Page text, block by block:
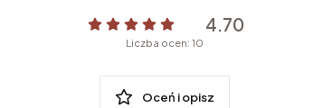
4.70
Liczba ocen: 10
Oceń i opisz